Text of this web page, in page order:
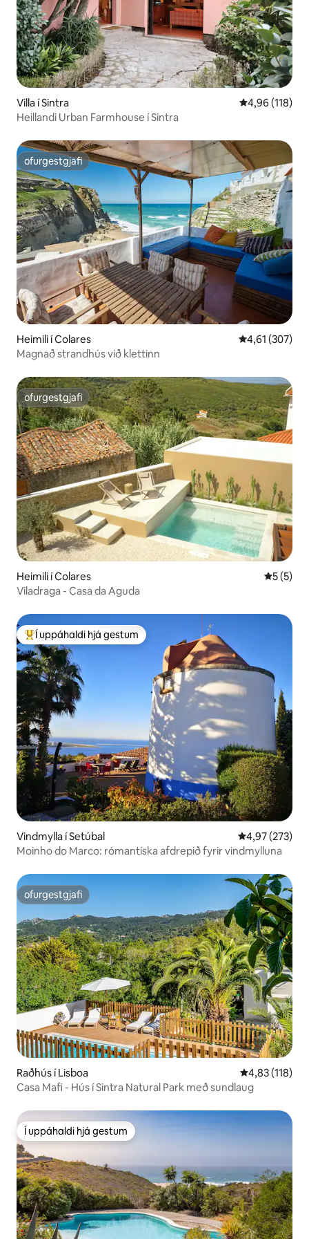
Villa í Sintra 4,96 af 5 í
4,96 (118)
Heillandi Urban Farmhouse í Sintra
ofurgestgjafi
ofurgestgjafi
Heimili í Colares 4,61 af 5 í
4,61 (307)
Magnað strandhús við klettinn
ofurgestgjafi
ofurgestgjafi
Heimili í Colares 5 af 5 í
5 (5)
Viladraga - Casa da Aguda
Í mestu uppáhaldi hjá gestum
Í uppáhaldi hjá gestum
Vindmylla í Setúbal 4,97 af 5 í
4,97 (273)
Moinho do Marco: rómantíska afdrepið fyrir vindmylluna
ofurgestgjafi
ofurgestgjafi
Raðhús í Lisboa 4,83 af 5 í
4,83 (118)
Casa Mafi - Hús í Sintra Natural Park með sundlaug
Í uppáhaldi hjá gestum
Í uppáhaldi hjá gestum